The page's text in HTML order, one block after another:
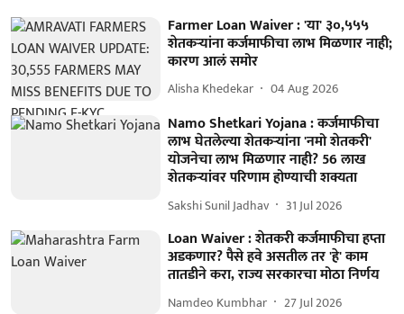
Farmer Loan Waiver : 'या' ३०,५५५
शेतकऱ्यांना कर्जमाफीचा लाभ मिळणार नाही;
कारण आलं समोर
Alisha Khedekar 04 Aug 2026
Namo Shetkari Yojana : कर्जमाफीचा
लाभ घेतलेल्या शेतकऱ्यांना 'नमो शेतकरी'
योजनेचा लाभ मिळणार नाही? 56 लाख
शेतकऱ्यांवर परिणाम होण्याची शक्यता
Sakshi Sunil Jadhav 31 Jul 2026
Loan Waiver : शेतकरी कर्जमाफीचा हप्ता
अडकणार? पैसे हवे असतील तर 'हे' काम
तातडीने करा, राज्य सरकारचा मोठा निर्णय
Namdeo Kumbhar 27 Jul 2026